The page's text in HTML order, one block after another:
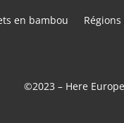
en bambou
©2023 – Here